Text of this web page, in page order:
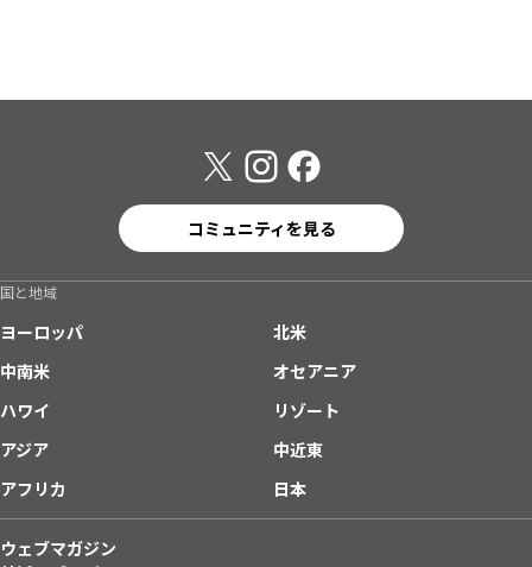
コミュニティを見る
国と地域
ヨーロッパ
北米
中南米
オセアニア
ハワイ
リゾート
アジア
中近東
アフリカ
日本
ウェブマガジン